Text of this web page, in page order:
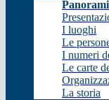
I luoghi
Le
I numeri
Le carte
La storia